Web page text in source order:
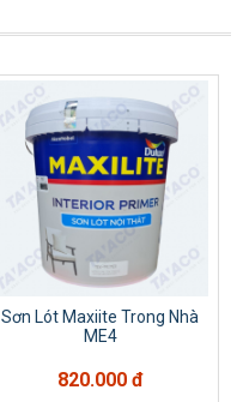
Sơn Lót Maxiite Trong Nhà
ME4
820.000 đ